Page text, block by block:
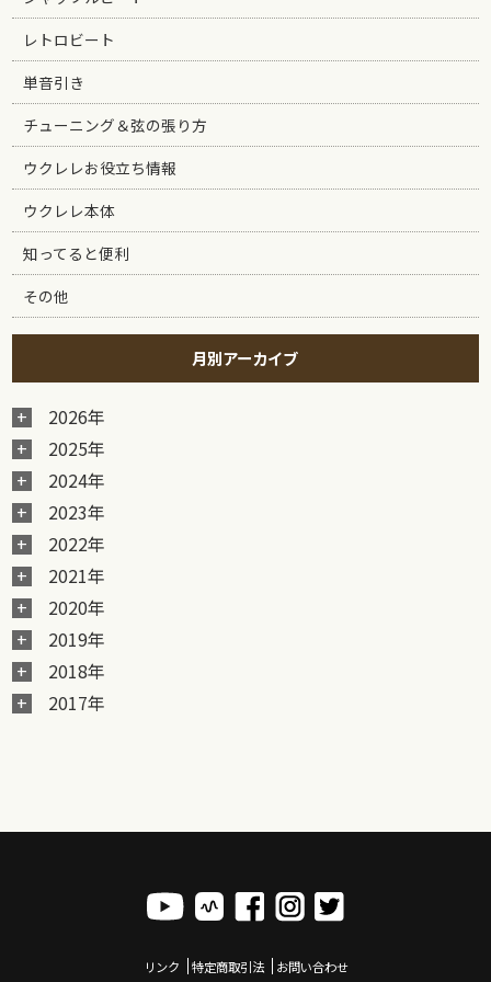
レトロビート
単音引き
チューニング＆弦の張り方
ウクレレお役立ち情報
ウクレレ本体
知ってると便利
その他
月別アーカイブ
2026年
2025年
2024年
2023年
2022年
2021年
2020年
2019年
2018年
2017年
リンク 特定商取引法 お問い合わせ